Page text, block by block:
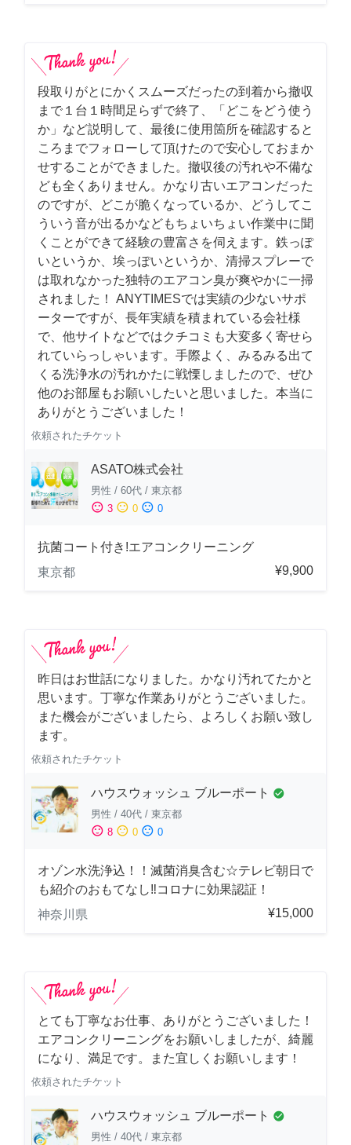
段取りがとにかくスムーズだったの到着から撤収
まで１台１時間足らずで終了、「どこをどう使う
か」など説明して、最後に使用箇所を確認すると
ころまでフォローして頂けたので安心しておまか
せすることができました。撤収後の汚れや不備な
ども全くありません。かなり古いエアコンだった
のですが、どこが脆くなっているか、どうしてこ
ういう音が出るかなどもちょいちょい作業中に聞
くことができて経験の豊富さを伺えます。鉄っぽ
いというか、埃っぽいというか、清掃スプレーで
は取れなかった独特のエアコン臭が爽やかに一掃
されました！ ANYTIMESでは実績の少ないサポ
ーターですが、長年実績を積まれている会社様
で、他サイトなどではクチコミも大変多く寄せら
れていらっしゃいます。手際よく、みるみる出て
くる洗浄水の汚れかたに戦慄しましたので、ぜひ
他のお部屋もお願いしたいと思いました。本当に
ありがとうございました！
依頼されたチケット
ASATO株式会社
男性 / 60代 / 東京都
sentiment_satisfied 3 sentiment_neutral 0 sentiment_dissatisfied 0
抗菌コート付き!エアコンクリーニング
東京都
¥9,900
昨日はお世話になりました。かなり汚れてたかと
思います。丁寧な作業ありがとうございました。
また機会がございましたら、よろしくお願い致し
ます。
依頼されたチケット
ハウスウォッシュ ブルーポート check_circle
男性 / 40代 / 東京都
sentiment_satisfied 8 sentiment_neutral 0 sentiment_dissatisfied 0
オゾン水洗浄込！！滅菌消臭含む☆テレビ朝日で
も紹介のおもてなし‼コロナに効果認証！
神奈川県
¥15,000
とても丁寧なお仕事、ありがとうございました！
エアコンクリーニングをお願いしましたが、綺麗
になり、満足です。また宜しくお願いします！
依頼されたチケット
ハウスウォッシュ ブルーポート check_circle
男性 / 40代 / 東京都